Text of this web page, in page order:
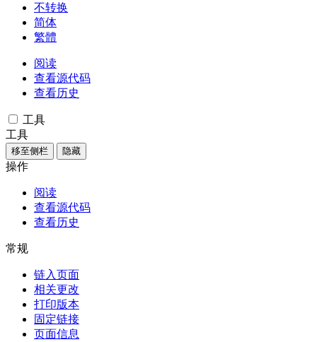
不转换
简体
繁體
阅读
查看源代码
查看历史
工具
工具
移至侧栏 隐藏
操作
阅读
查看源代码
查看历史
常规
链入页面
相关更改
打印版本
固定链接
页面信息